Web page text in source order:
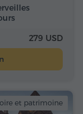
279 USD
et patrimoine